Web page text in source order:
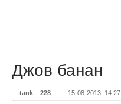
Джов банан
tank__228 15-08-2013, 14:27